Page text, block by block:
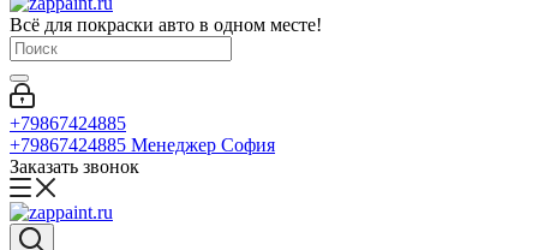
Всё для покраски авто в одном месте!
+79867424885
+79867424885 Менеджер София
Заказать звонок